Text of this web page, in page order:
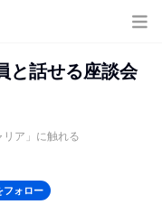
と話せる座談会
ア」に触れる
フォロー